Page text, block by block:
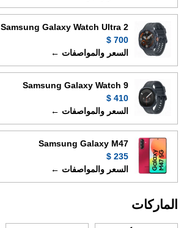
Samsung Galaxy Watch Ultra 2
700 $
السعر والمواصفات ←
Samsung Galaxy Watch 9
410 $
السعر والمواصفات ←
Samsung Galaxy M47
235 $
السعر والمواصفات ←
الماركات